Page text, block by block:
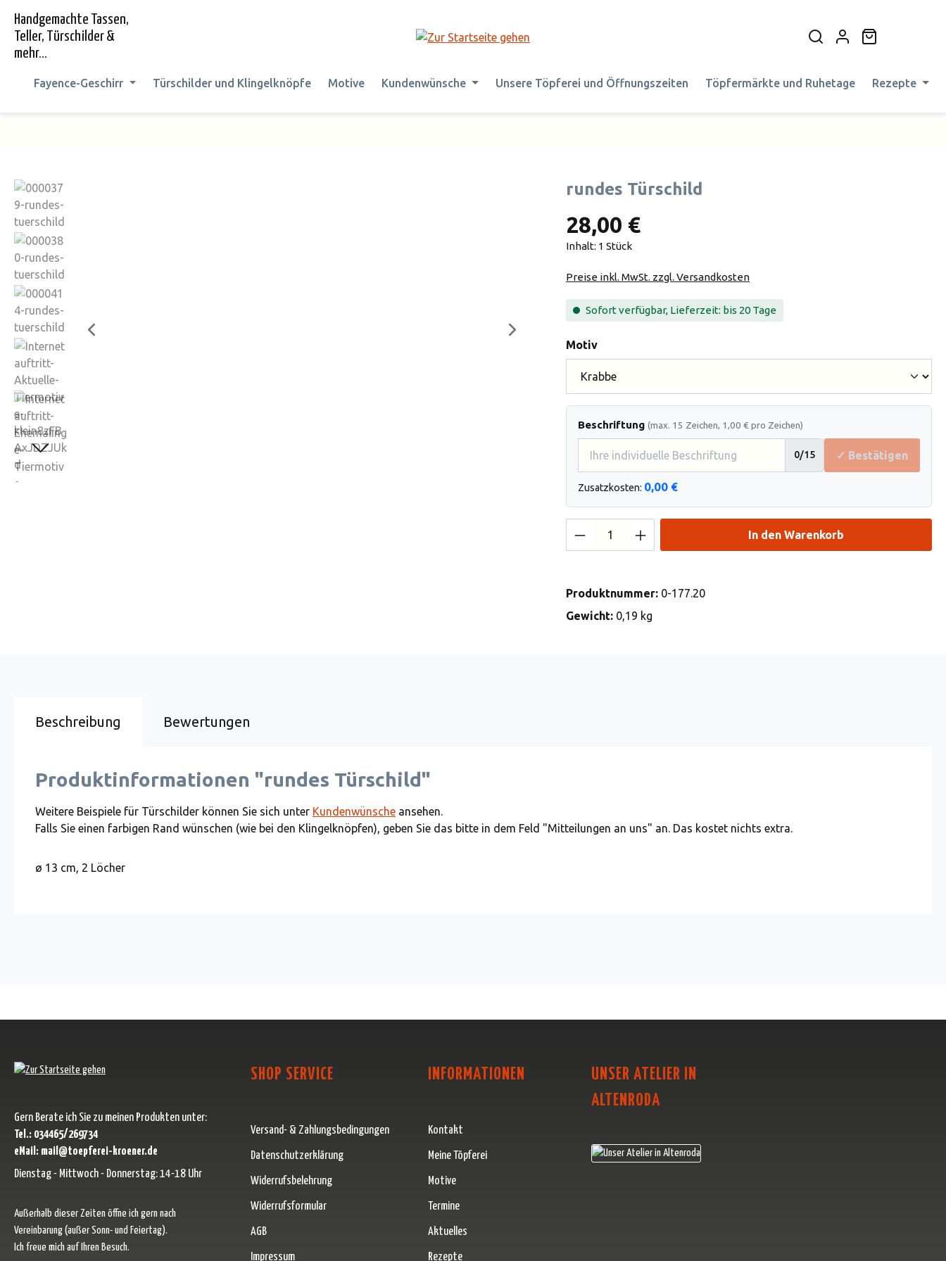
Zur Hauptnavigation springen
Handgemachte Tassen,
Teller, Türschilder &
mehr...
Fayence-Geschirr Türschilder und Klingelknöpfe Motive Kundenwünsche Unsere Töpferei und Öffnungszeiten Töpfermärkte und Ruhetage Rezepte
Bildergalerie überspringen rundes Türschild
28,00 €
Inhalt: 1 Stück
Preise inkl. MwSt. zzgl. Versandkosten
Sofort verfügbar, Lieferzeit: bis 20 Tage
Motivauswählen
Beschriftung (max. 15 Zeichen, 1,00 € pro Zeichen)
0/15 ✓ Bestätigen
Zusatzkosten: 0,00 €
Produkt Anzahl: Gib den gewünschten Wert
In den Warenkorb
Produktnummer: 0-177.20
Gewicht: 0,19 kg
Beschreibung Bewertungen
Produktinformationen "rundes Türschild"
Weitere Beispiele für Türschilder können Sie sich unter Kundenwünsche ansehen.
Falls Sie einen farbigen Rand wünschen (wie bei den Klingelknöpfen), geben Sie das bitte in dem Feld "Mitteilungen an uns" an. Das kostet nichts extra.
ø 13 cm, 2 Löcher
Gern Berate ich Sie zu meinen Produkten unter:
Tel.: 034465/269734
eMail: mail@toepferei-kroener.de
Dienstag - Mittwoch - Donnerstag: 14-18 Uhr
Außerhalb dieser Zeiten öffne ich gern nach
Vereinbarung (außer Sonn- und Feiertag).
Ich freue mich auf Ihren Besuch.
SHOP SERVICE
Versand- & Zahlungsbedingungen
Datenschutzerklärung
Widerrufsbelehrung
Widerrufsformular
AGB
Impressum
INFORMATIONEN
Kontakt
Meine Töpferei
Motive
Termine
Aktuelles
Rezepte
UNSER ATELIER IN
ALTENRODA